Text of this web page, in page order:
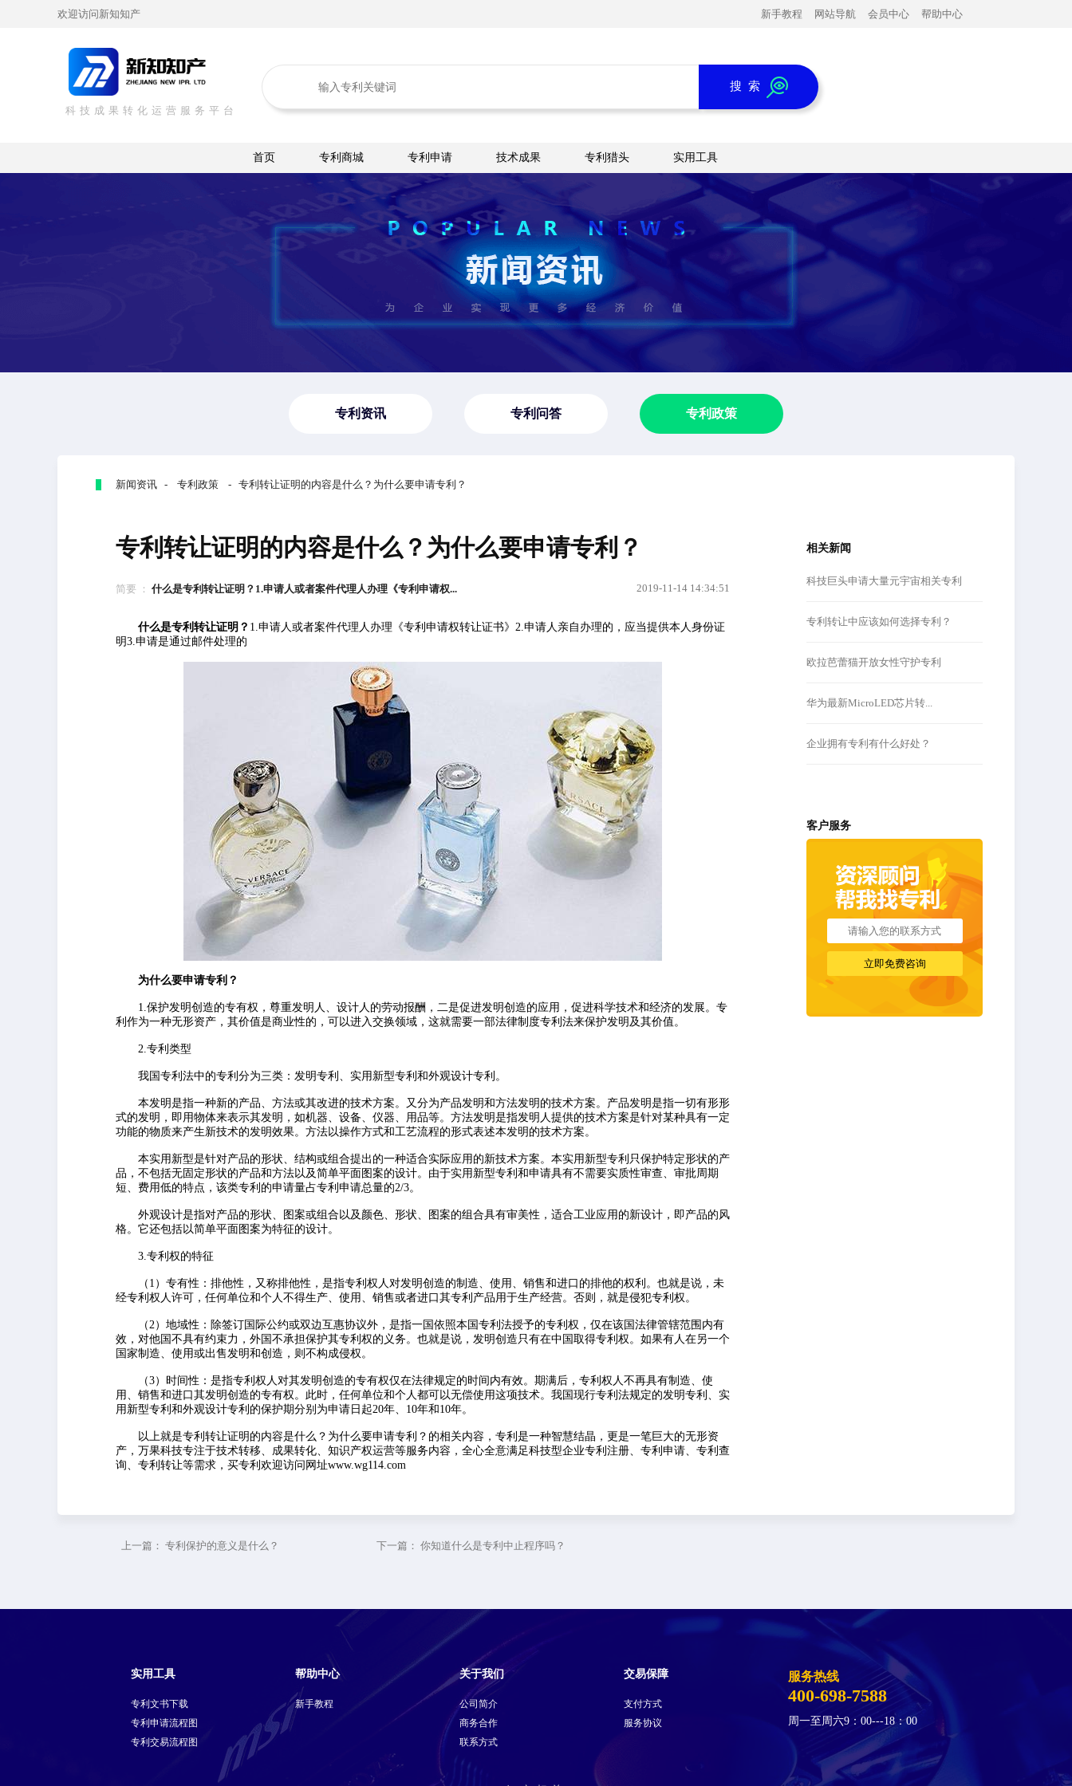
欢迎访问新知知产 新手教程 网站导航 会员中心 帮助中心
科技成果转化运营服务平台
搜 索
首页 专利商城 专利申请 技术成果 专利猎头 实用工具
专利资讯 专利问答 专利政策
新闻资讯 - 专利政策 - 专利转让证明的内容是什么？为什么要申请专利？
专利转让证明的内容是什么？为什么要申请专利？
简要 ： 什么是专利转让证明？1.申请人或者案件代理人办理《专利申请权... 2019-11-14 14:34:51
什么是专利转让证明？ 1.申请人或者案件代理人办理《专利申请权转让证书》2.申请人亲自办理的，应当提供本人身份证
明3.申请是通过邮件处理的
为什么要申请专利？
1.保护发明创造的专有权，尊重发明人、设计人的劳动报酬，二是促进发明创造的应用，促进科学技术和经济的发展。专
利作为一种无形资产，其价值是商业性的，可以进入交换领域，这就需要一部法律制度专利法来保护发明及其价值。
2.专利类型
我国专利法中的专利分为三类：发明专利、实用新型专利和外观设计专利。
本发明是指一种新的产品、方法或其改进的技术方案。又分为产品发明和方法发明的技术方案。产品发明是指一切有形形
式的发明，即用物体来表示其发明，如机器、设备、仪器、用品等。方法发明是指发明人提供的技术方案是针对某种具有一定
功能的物质来产生新技术的发明效果。方法以操作方式和工艺流程的形式表述本发明的技术方案。
本实用新型是针对产品的形状、结构或组合提出的一种适合实际应用的新技术方案。本实用新型专利只保护特定形状的产
品，不包括无固定形状的产品和方法以及简单平面图案的设计。由于实用新型专利和申请具有不需要实质性审查、审批周期
短、费用低的特点，该类专利的申请量占专利申请总量的2/3。
外观设计是指对产品的形状、图案或组合以及颜色、形状、图案的组合具有审美性，适合工业应用的新设计，即产品的风
格。它还包括以简单平面图案为特征的设计。
3.专利权的特征
（1）专有性：排他性，又称排他性，是指专利权人对发明创造的制造、使用、销售和进口的排他的权利。也就是说，未
经专利权人许可，任何单位和个人不得生产、使用、销售或者进口其专利产品用于生产经营。否则，就是侵犯专利权。
（2）地域性：除签订国际公约或双边互惠协议外，是指一国依照本国专利法授予的专利权，仅在该国法律管辖范围内有
效，对他国不具有约束力，外国不承担保护其专利权的义务。也就是说，发明创造只有在中国取得专利权。如果有人在另一个
国家制造、使用或出售发明和创造，则不构成侵权。
（3）时间性：是指专利权人对其发明创造的专有权仅在法律规定的时间内有效。期满后，专利权人不再具有制造、使
用、销售和进口其发明创造的专有权。此时，任何单位和个人都可以无偿使用这项技术。我国现行专利法规定的发明专利、实
用新型专利和外观设计专利的保护期分别为申请日起20年、10年和10年。
以上就是专利转让证明的内容是什么？为什么要申请专利？的相关内容，专利是一种智慧结晶，更是一笔巨大的无形资
产，万果科技专注于技术转移、成果转化、知识产权运营等服务内容，全心全意满足科技型企业专利注册、专利申请、专利查
询、专利转让等需求，买专利欢迎访问网址www.wg114.com
相关新闻
科技巨头申请大量元宇宙相关专利
专利转让中应该如何选择专利？
欧拉芭蕾猫开放女性守护专利
华为最新MicroLED芯片转...
企业拥有专利有什么好处？
客户服务
上一篇： 专利保护的意义是什么？ 下一篇： 你知道什么是专利中止程序吗？
实用工具
专利文书下载
专利申请流程图
专利交易流程图
帮助中心
新手教程
关于我们
公司简介
商务合作
联系方式
交易保障
支付方式
服务协议
服务热线
400-698-7588
周一至周六9：00---18：00